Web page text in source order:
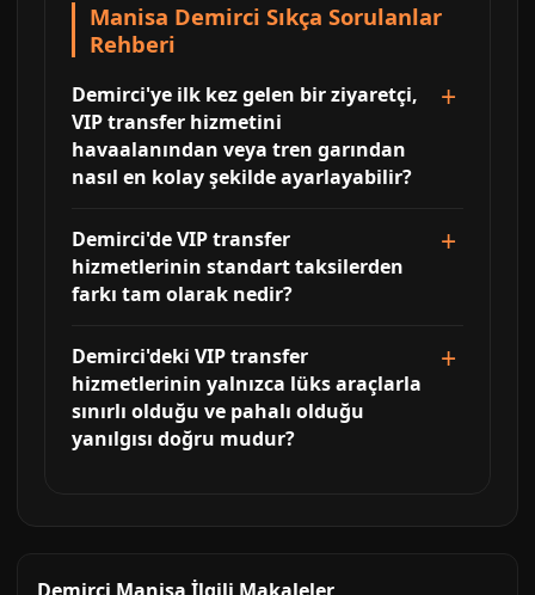
Manisa Demirci Sıkça Sorulanlar
Rehberi
Demirci'ye ilk kez gelen bir ziyaretçi,
VIP transfer hizmetini
havaalanından veya tren garından
nasıl en kolay şekilde ayarlayabilir?
Demirci'de VIP transfer
hizmetlerinin standart taksilerden
farkı tam olarak nedir?
Demirci'deki VIP transfer
hizmetlerinin yalnızca lüks araçlarla
sınırlı olduğu ve pahalı olduğu
yanılgısı doğru mudur?